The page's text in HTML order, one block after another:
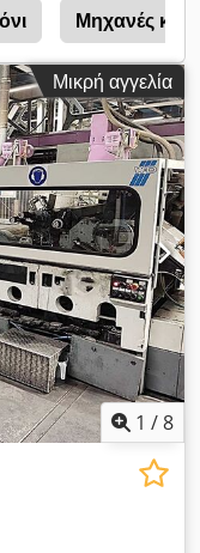
Μηχανές
Μικρή αγγελία
1 /8